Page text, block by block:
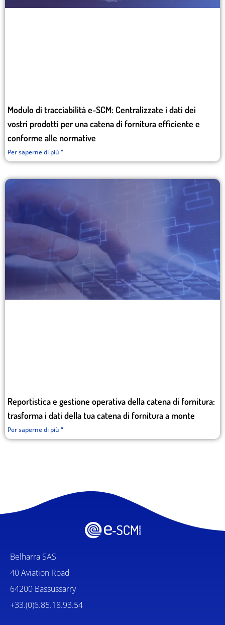
Modulo di tracciabilità e-SCM: Centralizzate i dati dei
vostri prodotti per una catena di fornitura efficiente e
conforme alle normative
Per saperne di più "
Reportistica e gestione operativa della catena di fornitura:
trasforma i dati della tua catena di fornitura a monte
Per saperne di più "
Belharra SAS
40 Aviation Road
64200 Bassussarry
+33.(0)6.85.18.93.54